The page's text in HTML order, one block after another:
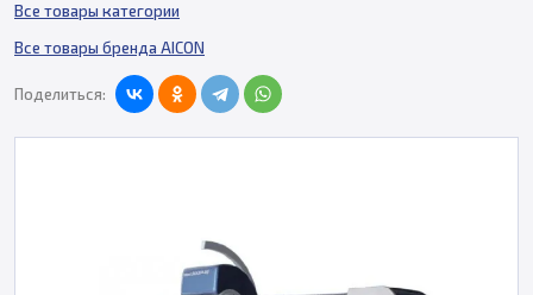
Все товары категории
Все товары бренда AICON
Поделиться: